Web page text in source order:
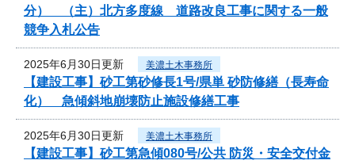
分） （主）北方多度線 道路改良工事に関する一般
競争入札公告
2025年6月30日更新 美濃土木事務所
【建設工事】砂工第砂修長1号/県単 砂防修繕（長寿命
化） 急傾斜地崩壊防止施設修繕工事
2025年6月30日更新 美濃土木事務所
【建設工事】砂工第急傾080号/公共 防災・安全交付金